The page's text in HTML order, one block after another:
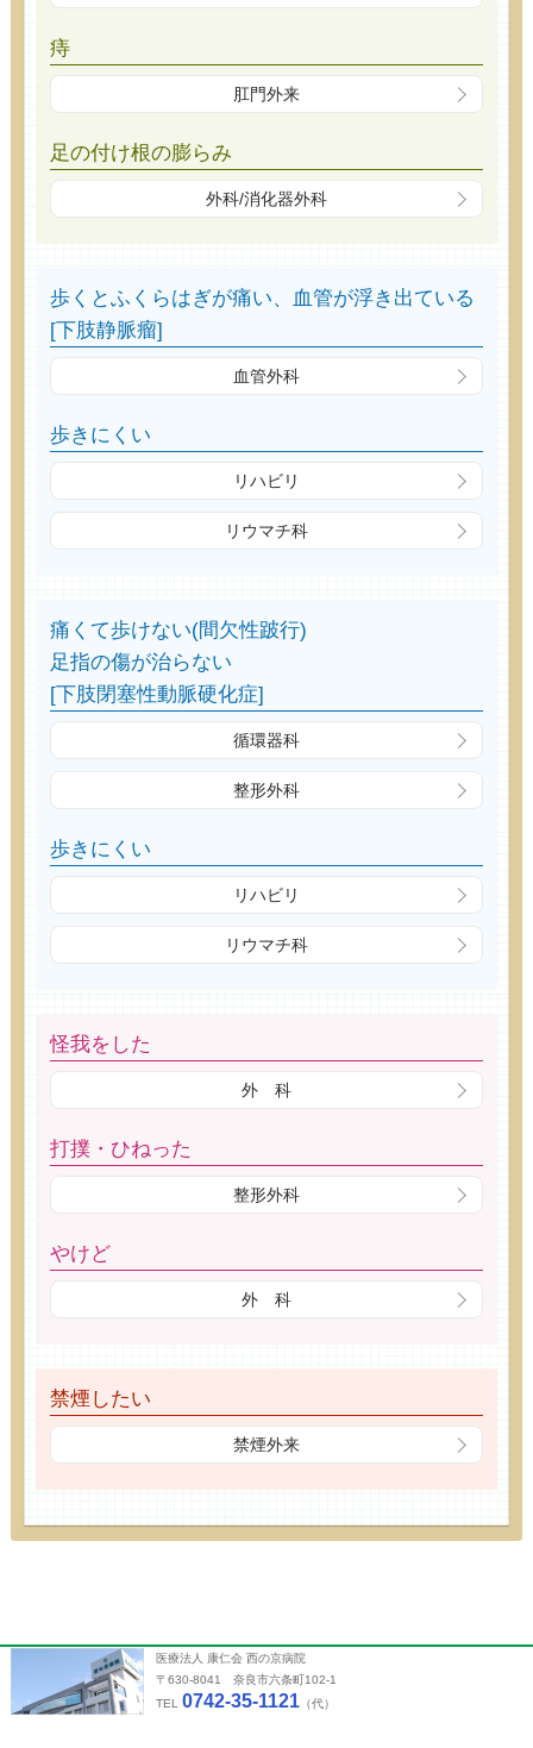
痔
肛門外来
足の付け根の膨らみ
外科/消化器外科
歩くとふくらはぎが痛い、血管が浮き出ている
[下肢静脈瘤]
血管外科
歩きにくい
リハビリ
リウマチ科
痛くて歩けない(間欠性跛行)
足指の傷が治らない
[下肢閉塞性動脈硬化症]
循環器科
整形外科
歩きにくい
リハビリ
リウマチ科
怪我をした
外 科
打撲・ひねった
整形外科
やけど
外 科
禁煙したい
禁煙外来
医療法人 康仁会 西の京病院
〒630-8041 奈良市六条町102-1
TEL 0742-35-1121（代）